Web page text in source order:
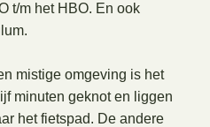
t/m het HBO. En ook
mistige omgeving is het
minuten geknot en liggen
het fietspad. De andere